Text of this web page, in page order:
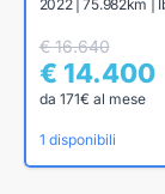
2022 | 75.982km |
€ 16.640
€ 14.400
da 171€ al mese
1 disponibili